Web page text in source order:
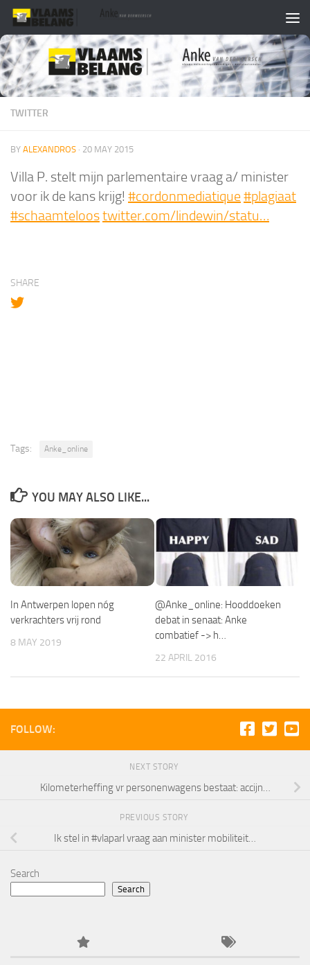
Skip to content
TWITTER
BY ALEXANDROS · 20 MAY 2015
Villa P. stelt mijn parlementaire vraag a/ minister
voor ik de kans krijg! #cordonmediatique#plagiaat
#schaamteloostwitter.com/lindewin/statu…
SHARE
Tags: Anke_online
YOU MAY ALSO LIKE...
In Antwerpen lopen nóg
verkrachters vrij rond
8 MAY 2019
@Anke_online: Hooddoeken
debat in senaat: Anke
combatief -> h…
22 APRIL 2016
FOLLOW:
NEXT STORY
Kilometerheffing vr personenwagens bestaat: accijn…
PREVIOUS STORY
Ik stel in #vlaparl vraag aan minister mobiliteit…
Search
Search